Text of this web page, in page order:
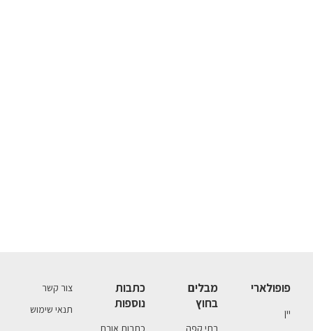
פופולארי
יין
מבלים
בחוץ
בתי קפה
כתבות
נוספות
כתבות אורח
צור קשר
תנאי שימוש